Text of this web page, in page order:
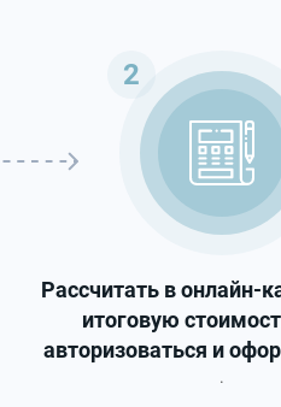
Рассчитать в онлайн-
итоговую
авторизоваться и
.